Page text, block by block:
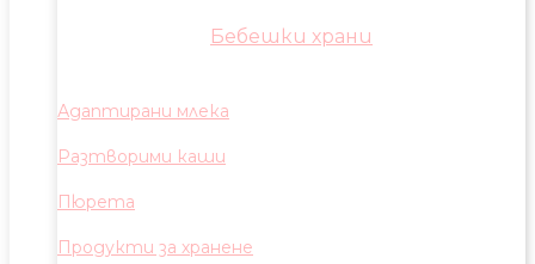
Бебешки храни
Адаптирани млека
Разтворими каши
Пюрета
Продукти за хранене